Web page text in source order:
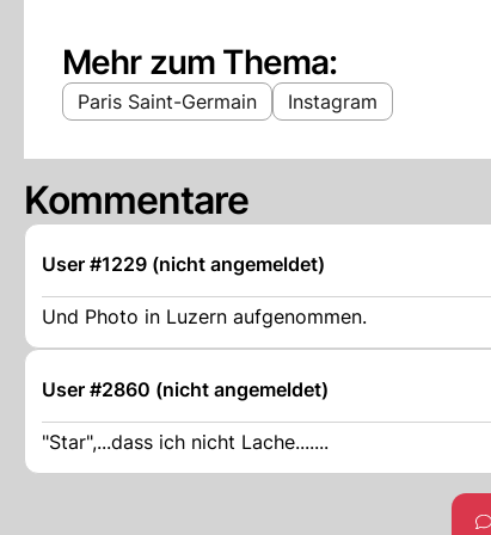
Mehr zum Thema:
Paris Saint-Germain Instagram
Kommentare
User #1229 (nicht angemeldet)
Und Photo in Luzern aufgenommen.
User #2860 (nicht angemeldet)
"Star",...dass ich nicht Lache.......